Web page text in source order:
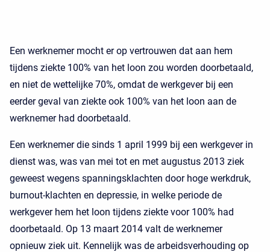
Een werknemer mocht er op vertrouwen dat aan hem
tijdens ziekte 100% van het loon zou worden doorbetaald,
en niet de wettelijke 70%, omdat de werkgever bij een
eerder geval van ziekte ook 100% van het loon aan de
werknemer had doorbetaald.
Een werknemer die sinds 1 april 1999 bij een werkgever in
dienst was, was van mei tot en met augustus 2013 ziek
geweest wegens spanningsklachten door hoge werkdruk,
burnout-klachten en depressie, in welke periode de
werkgever hem het loon tijdens ziekte voor 100% had
doorbetaald. Op 13 maart 2014 valt de werknemer
opnieuw ziek uit. Kennelijk was de arbeidsverhouding op